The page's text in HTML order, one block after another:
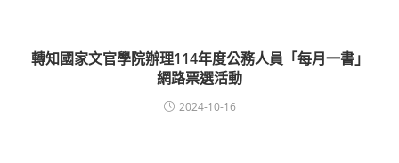
轉知國家文官學院辦理114年度公務人員「每月一書」
網路票選活動
2024-10-16